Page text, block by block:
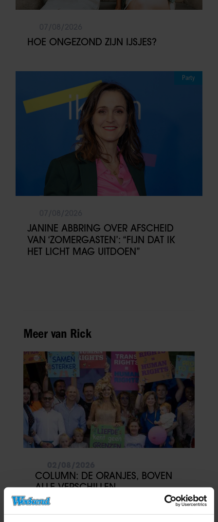
HOE ONGEZOND ZIJN IJSJES?
Party
JANINE ABBRING OVER AFSCHEID
VAN ‘ZOMERGASTEN’: “FIJN DAT IK
HET LICHT MAG UITDOEN”
Meer van Rick
COLUMN: DE ORANJES, BOVEN
ALLE VERSCHILLEN